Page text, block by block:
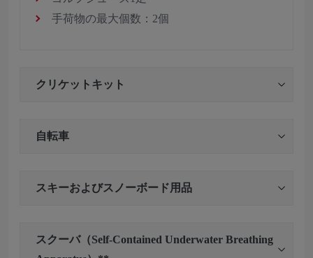
手荷物の最大個数：2個
クリケットキット
自転車
スキーおよびスノーボード用品
スクーバ（Self-Contained Underwater Breathing